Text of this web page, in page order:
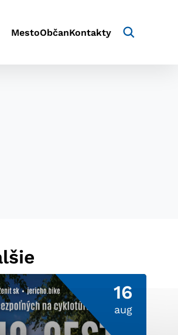
MestoObčanKontakty
16
aug